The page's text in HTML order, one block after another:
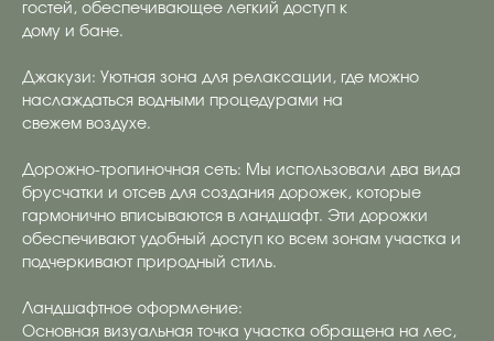
гостей, обеспечивающее легкий доступ к
дому и бане.
Джакузи: Уютная зона для релаксации, где можно
наслаждаться водными процедурами на
свежем воздухе.
Дорожно-тропиночная сеть: Мы использовали два вида
брусчатки и отсев для создания дорожек, которые
гармонично вписываются в ландшафт. Эти дорожки
обеспечивают удобный доступ ко всем зонам участка и
подчеркивают природный стиль.
Ландшафтное оформление:
Основная визуальная точка участка обращена на лес,